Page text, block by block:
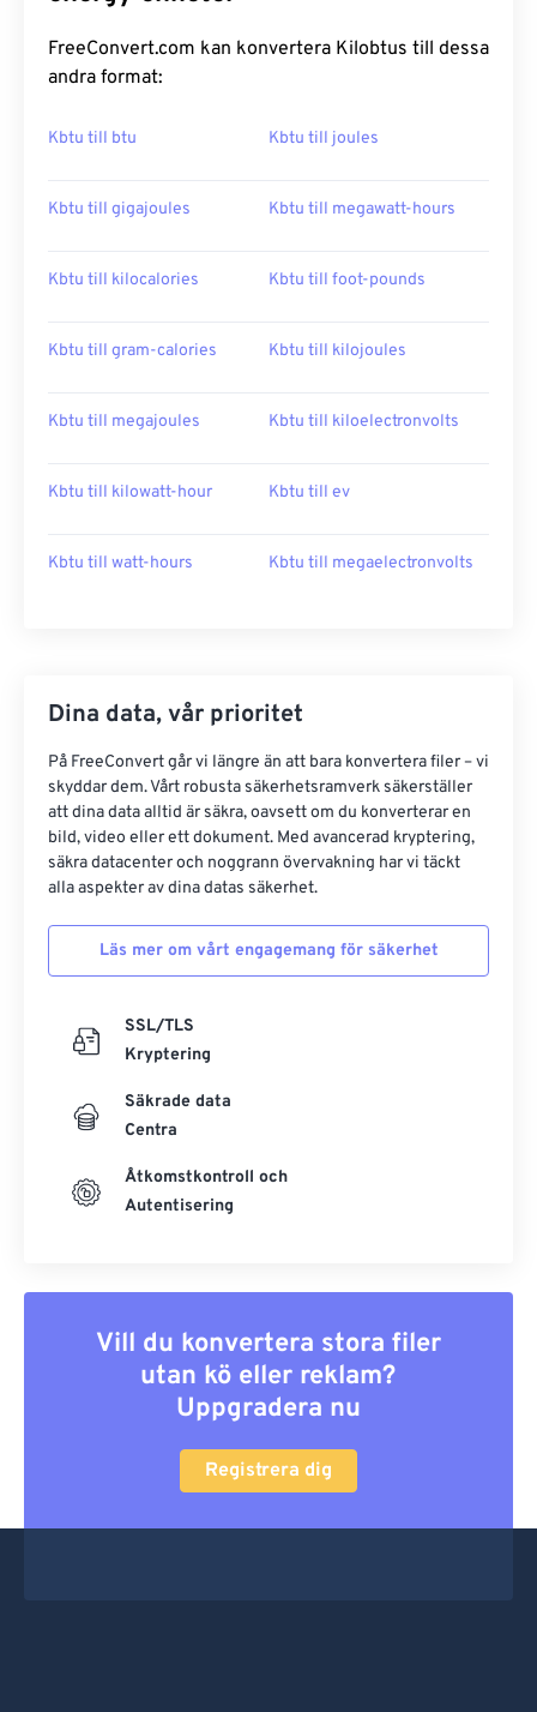
FreeConvert.com kan konvertera Kilobtus till dessa
andra format:
Kbtu till btu Kbtu till joules
Kbtu till gigajoules Kbtu till megawatt-hours
Kbtu till kilocalories Kbtu till foot-pounds
Kbtu till gram-calories Kbtu till kilojoules
Kbtu till megajoules Kbtu till kiloelectronvolts
Kbtu till kilowatt-hour Kbtu till ev
Kbtu till watt-hours Kbtu till megaelectronvolts
Dina data, vår prioritet
På FreeConvert går vi längre än att bara konvertera filer – vi
skyddar dem. Vårt robusta säkerhetsramverk säkerställer
att dina data alltid är säkra, oavsett om du konverterar en
bild, video eller ett dokument. Med avancerad kryptering,
säkra datacenter och noggrann övervakning har vi täckt
alla aspekter av dina datas säkerhet.
Läs mer om vårt engagemang för säkerhet
SSL/TLS
Kryptering
Säkrade data
Centra
Åtkomstkontroll och
Autentisering
Vill du konvertera stora filer
utan kö eller reklam?
Uppgradera nu
Registrera dig